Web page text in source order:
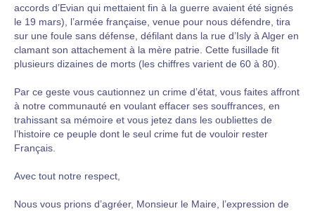
accords d’Evian qui mettaient fin à la guerre avaient été signés
le 19 mars), l’armée française, venue pour nous défendre, tira
sur une foule sans défense, défilant dans la rue d’Isly à Alger en
clamant son attachement à la mère patrie. Cette fusillade fit
plusieurs dizaines de morts (les chiffres varient de 60 à 80).
Par ce geste vous cautionnez un crime d’état, vous faites affront
à notre communauté en voulant effacer ses souffrances, en
trahissant sa mémoire et vous jetez dans les oubliettes de
l’histoire ce peuple dont le seul crime fut de vouloir rester
Français.
Avec tout notre respect,
Nous vous prions d’agréer, Monsieur le Maire, l’expression de